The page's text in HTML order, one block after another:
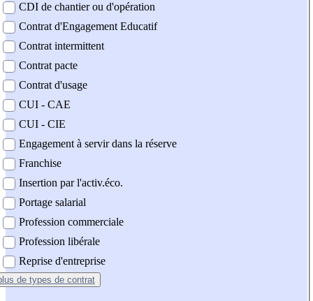
CDI de chantier ou d'opération
Contrat d'Engagement Educatif
Contrat intermittent
Contrat pacte
Contrat d'usage
CUI - CAE
CUI - CIE
Engagement à servir dans la réserve
Franchise
Insertion par l'activ.éco.
Portage salarial
Profession commerciale
Profession libérale
Reprise d'entreprise
de types de contrat